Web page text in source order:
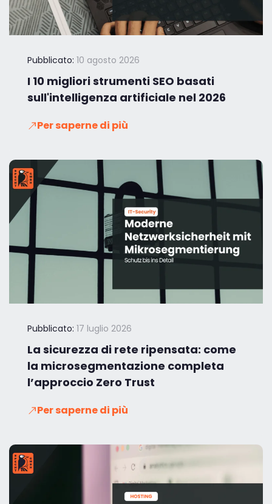
Pubblicato: 10 agosto 2026
I 10 migliori strumenti SEO basati
sull'intelligenza artificiale nel 2026
Per saperne di più
Pubblicato: 17 luglio 2026
La sicurezza di rete ripensata: come
la microsegmentazione completa
l’approccio Zero Trust
Per saperne di più